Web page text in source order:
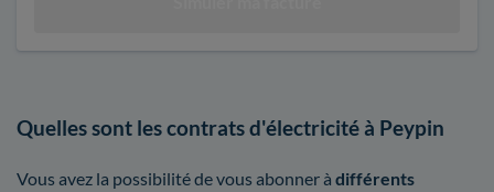
Quelles sont les contrats d'électricité à Peypin
Vous avez la possibilité de vous abonner à différents